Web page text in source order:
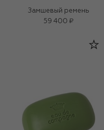
Замшевый ремень
59 400 ₽